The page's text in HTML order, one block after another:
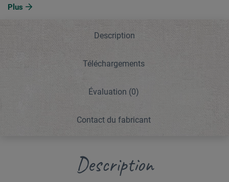
Plus
Description
Téléchargements
Évaluation (0)
Contact du fabricant
Description